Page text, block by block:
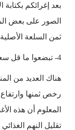
بعد إغرائكم
الصور على بعض
ثمن السلعة
4- تبضعوا ما قل سعره وعلت قيمته:
هناك العديد من
رخص ثمنها
المعلوم أن هذه
تقليل النهم